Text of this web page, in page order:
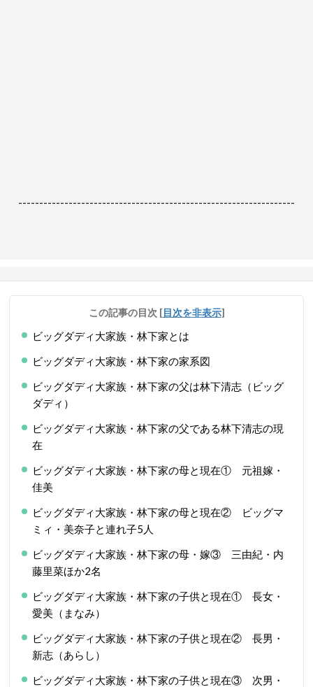
------------------------------------------------------------------
この記事の目次 [目次を非表示]
ビッグダディ大家族・林下家とは
ビッグダディ大家族・林下家の家系図
ビッグダディ大家族・林下家の父は林下清志（ビッグ
ダディ）
ビッグダディ大家族・林下家の父である林下清志の現
在
ビッグダディ大家族・林下家の母と現在① 元祖嫁・
佳美
ビッグダディ大家族・林下家の母と現在② ビッグマ
ミィ・美奈子と連れ子5人
ビッグダディ大家族・林下家の母・嫁③ 三由紀・内
藤里菜ほか2名
ビッグダディ大家族・林下家の子供と現在① 長女・
愛美（まなみ）
ビッグダディ大家族・林下家の子供と現在② 長男・
新志（あらし）
ビッグダディ大家族・林下家の子供と現在③ 次男・